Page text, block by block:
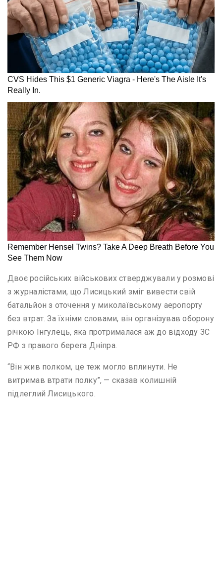
Двоє російських військових стверджували у розмові
з журналістами, що Лисицький зміг вивести свій
батальйон з оточення у миколаївському аеропорту
без втрат. За їхніми словами, він організував оборону
річкою Інгулець, яка протрималася аж до відходу ЗС
РФ з правого берега Дніпра.
“Він жив полком, це теж могло вплинути. Не
витримав втрати полку”, — сказав колишній
підлеглий Лисицького.